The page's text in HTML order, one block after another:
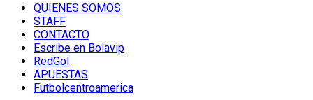
QUIENES SOMOS
STAFF
CONTACTO
Escribe en Bolavip
RedGol
APUESTAS
Futbolcentroamerica